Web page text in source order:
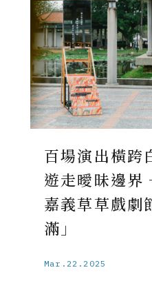
百場演出橫跨
遊走曖昧邊
嘉義草草戲劇
滿」
Mar.22.2025